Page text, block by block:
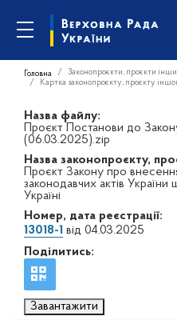
Головна Законопроєкти, проєкти
Картка законопроєкту, проєкту
Назва файлу:
Проєкт Постанови до
(06.03.2025).zip
Назва законопроєкту,
Проєкт Закону про
законодавчих актів України
Україні
Номер, дата реєстрації:
13018-1 від 04.03.2025
Поділитись:
Завантажити